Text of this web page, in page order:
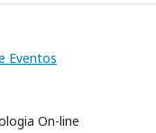
Eventos
On-line